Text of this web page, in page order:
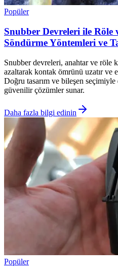
Popüler
Snubber Devreleri ile
Söndürme Yöntemleri ve
Snubber devreleri, anahtar ve röle
azaltarak kontak ömrünü uzatır ve
Doğru tasarım ve bileşen
güvenilir çözümler sunar.
Daha fazla bilgi edinin
Popüler